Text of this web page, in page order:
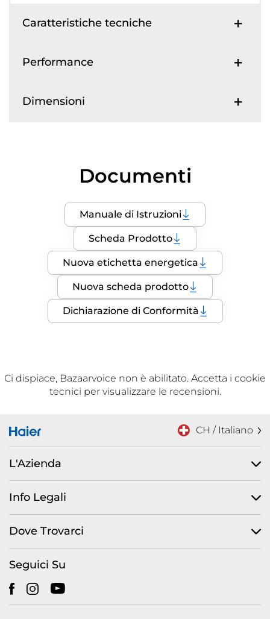
Caratteristiche tecniche
Performance
Dimensioni
Documenti
Manuale di Istruzioni
Scheda Prodotto
Nuova etichetta energetica
Nuova scheda prodotto
Dichiarazione di Conformità
Ci dispiace, Bazaarvoice non è abilitato. Accetta i cookie
tecnici per visualizzare le recensioni.
CH / Italiano
L'Azienda
Info Legali
Dove Trovarci
Seguici Su